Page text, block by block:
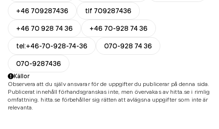
+46 709287436
tlf 709287436
+46 70 928 74 36
+46 70-928 74 36
tel:+46-70-928-74-36
070-928 74 36
070-9287436
Källor
Observera att du själv ansvarar för de uppgifter du publicerar på denna sida.
Publicerat innehåll förhandsgranskas inte, men övervakas av hitta.se i rimlig
omfattning. hitta.se förbehåller sig rätten att avlägsna uppgifter som inte är
relevanta.